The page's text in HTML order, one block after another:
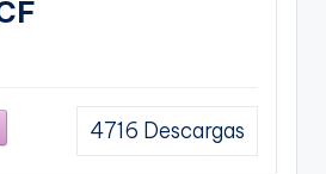
4716 Descargas